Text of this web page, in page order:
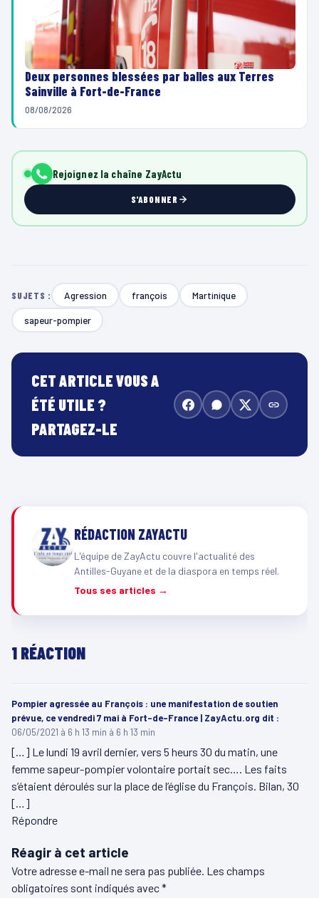
Deux personnes blessées par balles aux Terres
Sainville à Fort-de-France
08/08/2026
Rejoignez la chaîne ZayActu
S'ABONNER
SUJETS : Agression françois Martinique
sapeur-pompier
CET ARTICLE VOUS A
ÉTÉ UTILE ?
PARTAGEZ-LE
RÉDACTION ZAYACTU
L'équipe de ZayActu couvre l'actualité des
Antilles-Guyane et de la diaspora en temps réel.
Tous ses articles →
1 RÉACTION
Pompier agressée au François : une manifestation de soutien
prévue, ce vendredi 7 mai à Fort-de-France | ZayActu.org dit :
06/05/2021 à 6 h 13 min à 6 h 13 min
[…] Le lundi 19 avril dernier, vers 5 heurs 30 du matin, une
femme sapeur-pompier volontaire portait sec…. Les faits
s’étaient déroulés sur la place de l’église du François. Bilan, 30
[…]
Répondre
Réagir à cet article
Votre adresse e-mail ne sera pas publiée. Les champs
obligatoires sont indiqués avec*